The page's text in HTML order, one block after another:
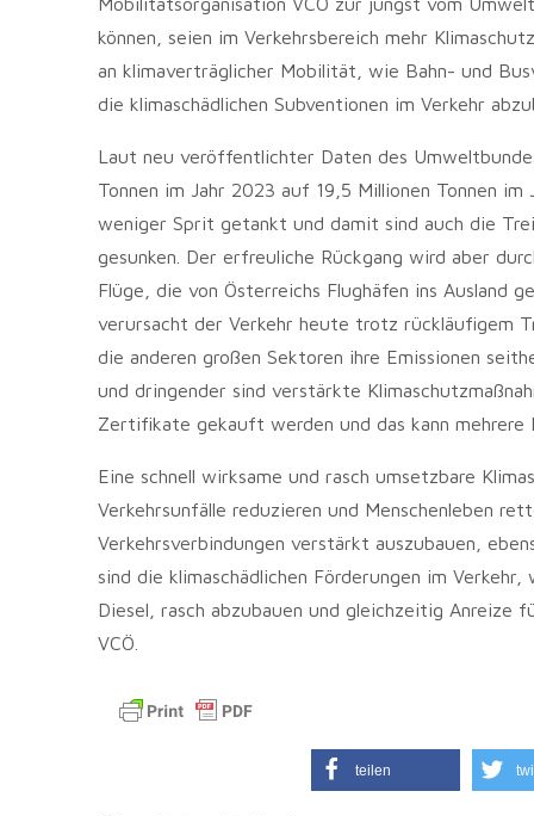
können, seien im Verkehrsbereich mehr
an klimaverträglicher Mobilität, wie Bahn- und
die klimaschädlichen Subventionen im Verkehr
Laut neu veröffentlichter Daten des
Tonnen im Jahr 2023 auf 19,5 Millionen Tonnen
weniger Sprit getankt und damit sind auch die
gesunken. Der erfreuliche Rückgang wird aber
Flüge, die von Österreichs Flughäfen ins Ausland
verursacht der Verkehr heute trotz rückläufigem
die anderen großen Sektoren ihre Emissionen
und dringender sind verstärkte
Zertifikate gekauft werden und das kann mehrere
Eine schnell wirksame und rasch umsetzbare
Verkehrsunfälle reduzieren und Menschenleben
Verkehrsverbindungen verstärkt auszubauen,
sind die klimaschädlichen Förderungen im
Diesel, rasch abzubauen und gleichzeitig
VCÖ.
teilen